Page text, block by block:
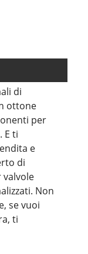
di
ottone
per
E ti
e
di
Non
se vuoi
ti